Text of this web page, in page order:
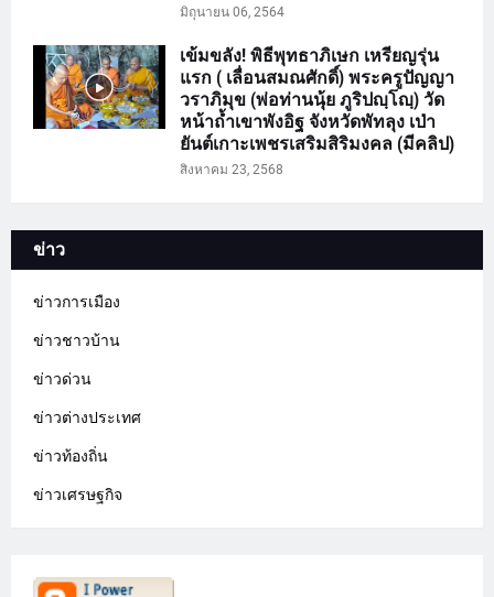
มิถุนายน 06, 2564
เข้มขลัง! พิธีพุทธาภิเษก เหรียญรุ่น
แรก ( เลื่อนสมณศักดิ์) พระครูปัญญา
วราภิมุข (พ่อท่านนุ้ย ภูริปญฺโญฺ) วัด
หน้าถ้ำเขาพังอิฐ จังหวัดพัทลุง เป่า
ยันต์เกาะเพชรเสริมสิริมงคล (มีคลิป)
สิงหาคม 23, 2568
ข่าว
ข่าวการเมือง
ข่าวชาวบ้าน
ข่าวด่วน
ข่าวต่างประเทศ
ข่าวท้องถิ่น
ข่าวเศรษฐกิจ